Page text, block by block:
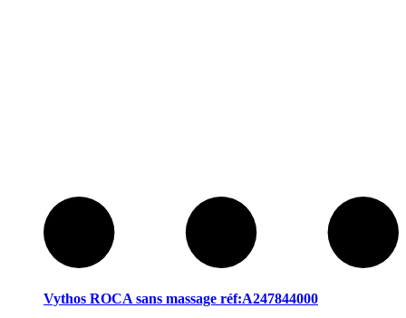
Vythos ROCA sans massage réf:A247844000